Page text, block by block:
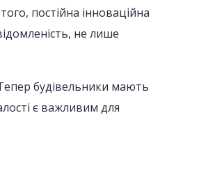
постійна інноваційна
не лише
будівельники мають
є важливим для